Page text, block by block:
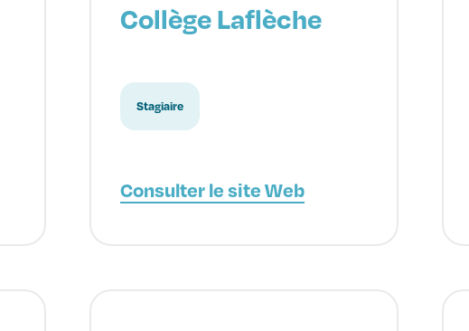
Collège Laflèche
Stagiaire
Consulter le site Web